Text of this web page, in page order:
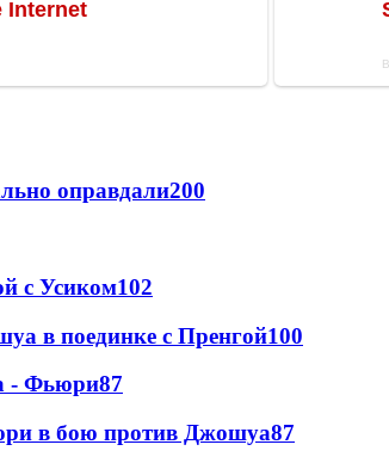
оправдали200
с Усиком102
в поединке с Пренгой100
- Фьюри87
в бою против Джошуа87